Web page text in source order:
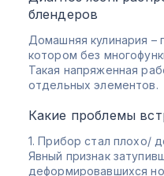
блендеров
Домашняя кулинария
котором без
Такая напряженная
отдельных элементов.
Какие проблемы
1. Прибор стал плохо/
Явный признак
деформировавшихся